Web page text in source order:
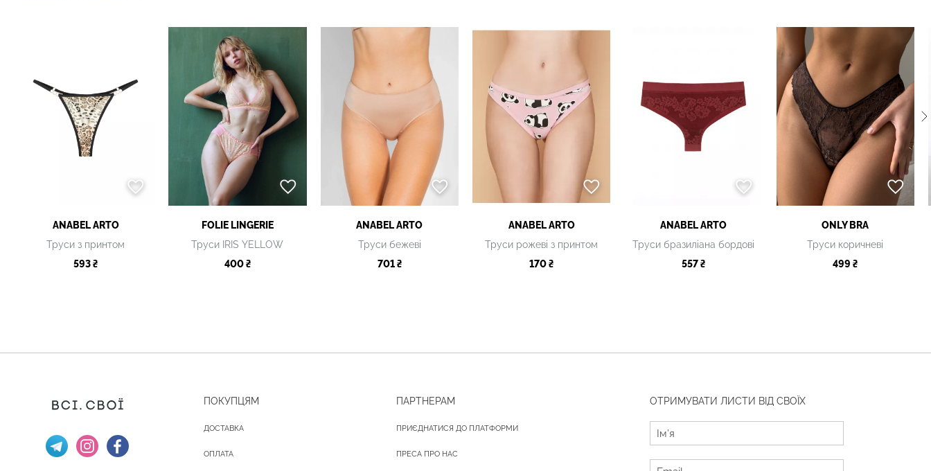
ANABEL ARTO
Труси з принтом
593 ₴
FOLIE LINGERIE
Труси IRIS YELLOW
400 ₴
ANABEL ARTO
Труси бежеві
701 ₴
ANABEL ARTO
Труси рожеві з принтом
170 ₴
ANABEL ARTO
Труси бразиліана бордові
557 ₴
ONLY BRA
Труси коричневі
499 ₴
ПОКУПЦЯМ
ДОСТАВКА
ОПЛАТА
ПАРТНЕРАМ
ПРИЄДНАТИСЯ ДО ПЛАТФОРМИ
ПРЕСА ПРО НАС
ОТРИМУВАТИ ЛИСТИ ВІД СВОЇХ